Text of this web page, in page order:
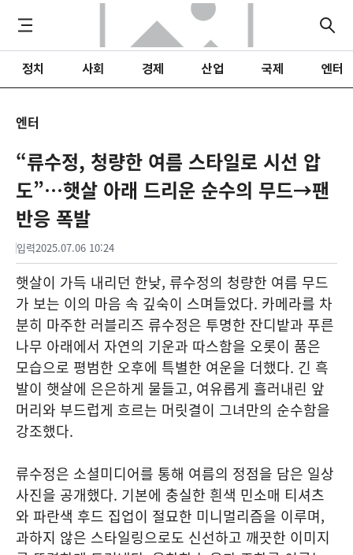
정치 사회 경제 산업 국제 엔터
엔터
“류수정, 청량한 여름 스타일로 시선 압
도”…햇살 아래 드리운 순수의 무드→팬
반응 폭발
입력2025.07.06 10:24
햇살이 가득 내리던 한낮, 류수정의 청량한 여름 무드
가 보는 이의 마음 속 깊숙이 스며들었다. 카메라를 차
분히 마주한 러블리즈 류수정은 투명한 잔디밭과 푸른
나무 아래에서 자연의 기운과 따스함을 오롯이 품은
모습으로 평범한 오후에 특별한 여운을 더했다. 긴 흑
발이 햇살에 은은하게 물들고, 여유롭게 흘러내린 앞
머리와 부드럽게 흐르는 머릿결이 그녀만의 순수함을
강조했다.
류수정은 소셜미디어를 통해 여름의 정점을 담은 일상
사진을 공개했다. 기본에 충실한 흰색 민소매 티셔츠
와 파란색 후드 집업이 절묘한 미니멀리즘을 이루며,
과하지 않은 스타일링으로도 신선하고 깨끗한 이미지